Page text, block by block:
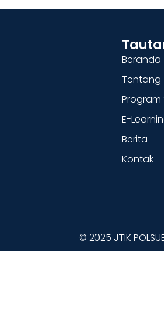
Beranda
Tentang
Program
E-
Berita
Kontak
© 2025 JTIK